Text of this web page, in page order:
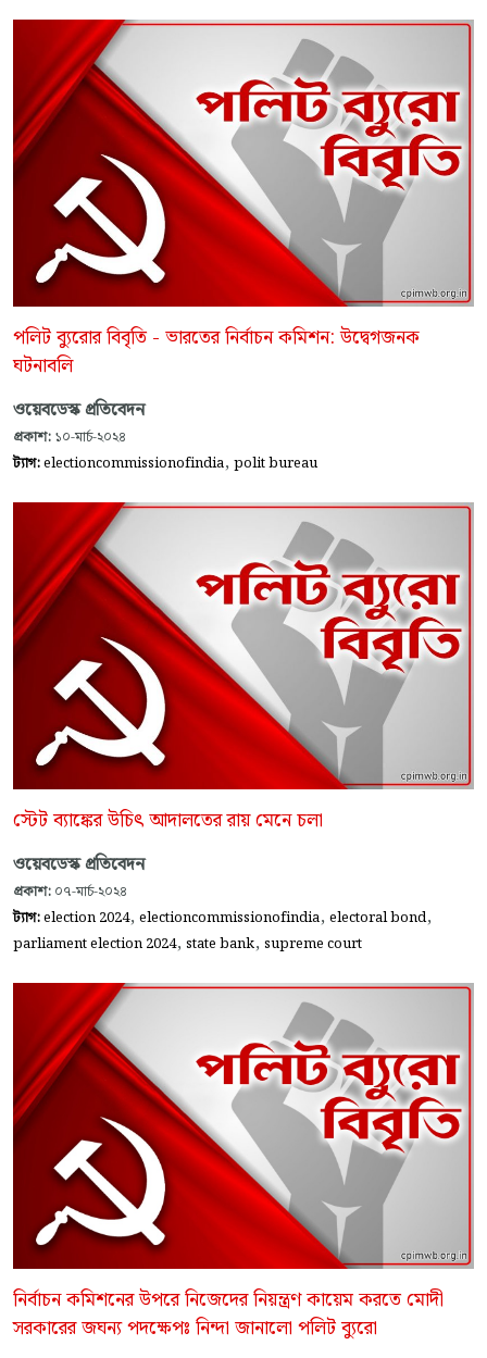
পলিট ব্যুরোর বিবৃতি - ভারতের নির্বাচন কমিশন: উদ্বেগজনক
ঘটনাবলি
ওয়েবডেস্ক প্রতিবেদন
প্রকাশ: ১০-মার্চ-২০২৪
ট্যাগ:electioncommissionofindia, polit bureau
স্টেট ব্যাঙ্কের উচিৎ আদালতের রায় মেনে চলা
ওয়েবডেস্ক প্রতিবেদন
প্রকাশ: ০৭-মার্চ-২০২৪
ট্যাগ:election 2024, electioncommissionofindia, electoral bond,
parliament election 2024, state bank, supreme court
নির্বাচন কমিশনের উপরে নিজেদের নিয়ন্ত্রণ কায়েম করতে মোদী
সরকারের জঘন্য পদক্ষেপঃ নিন্দা জানালো পলিট ব্যুরো